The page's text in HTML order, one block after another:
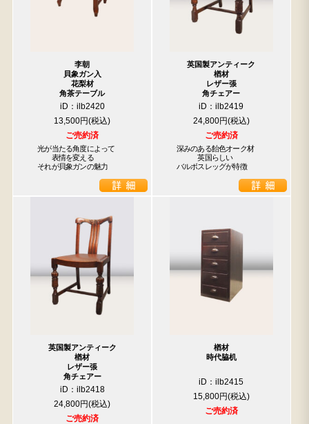
李朝
貝象ガン入
花梨材
角茶テーブル
iD：ilb2420
13,500円
ご売約済
光が当たる角度によって
表情を変える
それが貝象ガンの魅力
英国製アンティーク
楢材
レザー張
角チェアー
iD：ilb2419
24,800円
ご売約済
深みのある飴色オーク材
英国らしい
バルボスレッグが特徴
英国製アンティーク
楢材
レザー張
角チェアー
iD：ilb2418
24,800円
ご売約済
楢材
時代脇机
iD：ilb2415
15,800円
ご売約済